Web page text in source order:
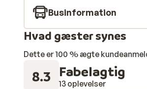
Businformation
Hvad gæster synes
Dette er 100 % ægte
8.3 Fabelagtig
13 oplevelser